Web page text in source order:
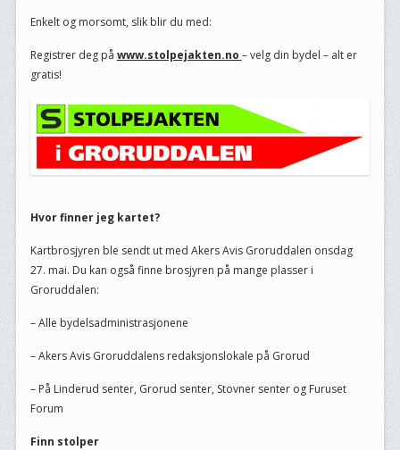
Enkelt og morsomt, slik blir du med:
Registrer deg på www.stolpejakten.no – velg din bydel – alt er
gratis!
Hvor finner jeg kartet?
Kartbrosjyren ble sendt ut med Akers Avis Groruddalen onsdag
27. mai. Du kan også finne brosjyren på mange plasser i
Groruddalen:
– Alle bydelsadministrasjonene
– Akers Avis Groruddalens redaksjonslokale på Grorud
– På Linderud senter, Grorud senter, Stovner senter og Furuset
Forum
Finn stolper